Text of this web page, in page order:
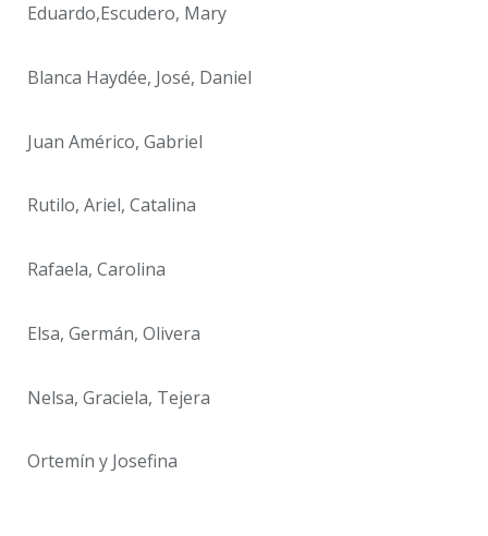
Eduardo,Escudero, Mary
Blanca Haydée, José, Daniel
Juan Américo, Gabriel
Rutilo, Ariel, Catalina
Rafaela, Carolina
Elsa, Germán, Olivera
Nelsa, Graciela, Tejera
Ortemín y Josefina